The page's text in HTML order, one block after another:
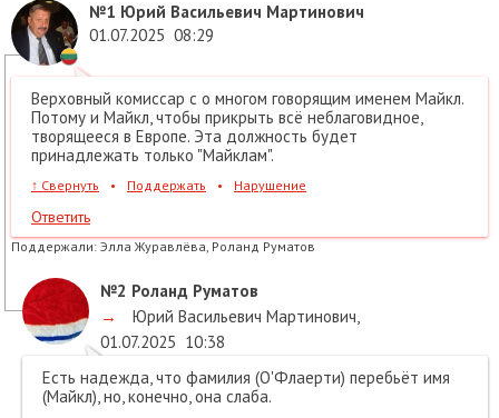
№1 Юрий Васильевич Мартинович
01.07.2025 08:29
Верховный комиссар с о многом говорящим именем Майкл.
Потому и Майкл, чтобы прикрыть всё неблаговидное,
творящееся в Европе. Эта должность будет
принадлежать только "Майклам".
↑ Свернуть • Поддержать • Нарушение
Ответить
Поддержали: Элла Журавлёва, Роланд Руматов
№2 Роланд Руматов
→
Юрий Васильевич Мартинович,
01.07.2025 10:38
Есть надежда, что фамилия (О'Флаерти) перебьёт имя
(Майкл), но, конечно, она слаба.